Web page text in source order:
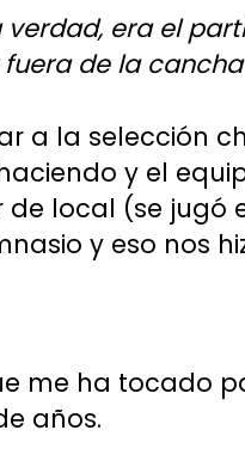
era el
de la cancha
a la selección
y el
local (se jugó
y eso nos
me ha tocado
años.